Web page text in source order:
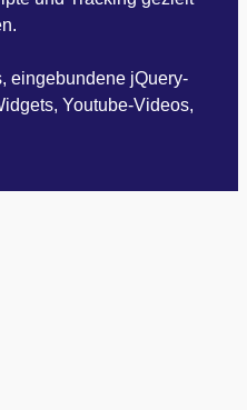
eingebundene jQuery-
Youtube-Videos,